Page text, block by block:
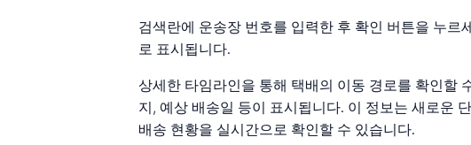
검색란에 운송장 번호를 입력한 후 확인 버튼을 누르
로 표시됩니다.
상세한 타임라인을 통해 택배의 이동 경로를 확인할
지, 예상 배송일 등이 표시됩니다. 이 정보는 새로운
배송 현황을 실시간으로 확인할 수 있습니다.